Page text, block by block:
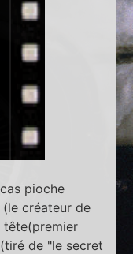
pioche
(le créateur de
tête(premier
de "le secret